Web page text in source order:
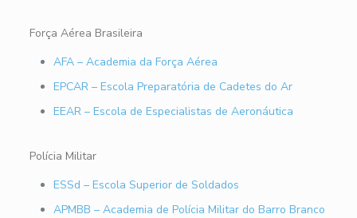
Força Aérea Brasileira
AFA – Academia da Força Aérea
EPCAR – Escola Preparatória de Cadetes do Ar
EEAR – Escola de Especialistas de Aeronáutica
Polícia Militar
ESSd – Escola Superior de Soldados
APMBB – Academia de Polícia Militar do Barro Branco